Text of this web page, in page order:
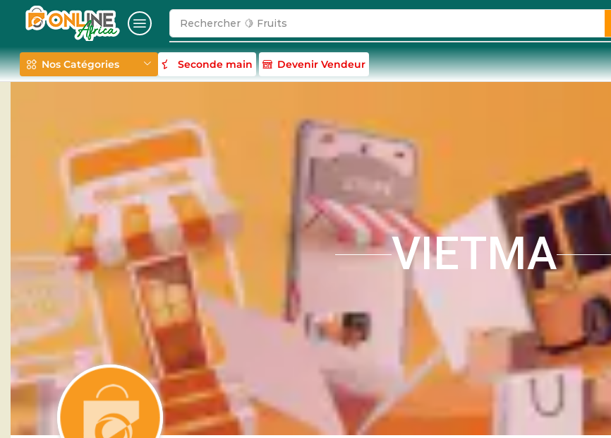
Rechercher
Nos Catégories Seconde main Devenir Vendeur
VIETMA